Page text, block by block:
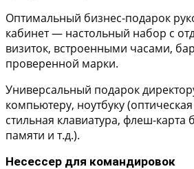
Оптимальный бизнес-подарок
кабинет — настольный набор с
визиток, встроенными часами,
проверенной марки.
Универсальный подарок
компьютеру, ноутбуку
стильная клавиатура, флеш-
памяти и т.д.).
Несессер для командировок